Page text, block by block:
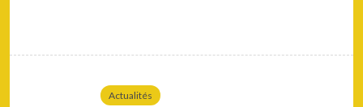
Actualités